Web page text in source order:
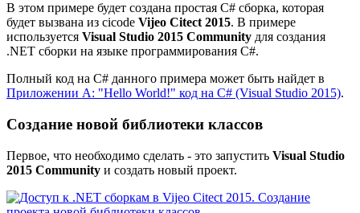
В этом примере будет создана простая C# сборка, которая
будет вызвана из cicode Vijeo Citect 2015. В примере
используется Visual Studio 2015 Community для создания
.NET сборки на языке программирования C#.
Полный код на C# данного примера может быть найдет в
Приложении А: "Hello World!" код на C# (Visual Studio 2015).
Создание новой библиотеки классов
Первое, что необходимо сделать - это запустить Visual Studio
2015 Community и создать новый проект.